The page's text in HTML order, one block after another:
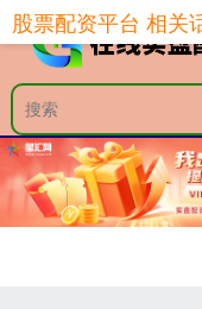
股票配资平台 相关